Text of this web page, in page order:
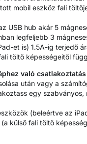
mobil eszköz fali
USB hub akár 5
legfeljebb 3
et is) 1.5A-ig terjedő
töltő képességeitől
való
után vagy a
egy
(beleértve az
külső fali töltő